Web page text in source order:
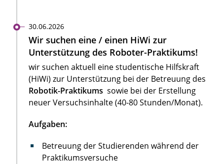
30.06.2026
Wir suchen eine / einen HiWi zur
Unterstützung des Roboter-Praktikums!
wir suchen aktuell eine studentische Hilfskraft
(HiWi) zur Unterstützung bei der Betreuung des
Robotik-Praktikums sowie bei der Erstellung
neuer Versuchsinhalte (40-80 Stunden/Monat).
Aufgaben:
Betreuung der Studierenden während der
Praktikumsversuche